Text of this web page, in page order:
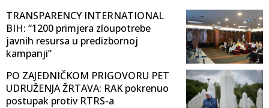
TRANSPARENCY INTERNATIONAL
BIH: “1200 primjera zloupotrebe
javnih resursa u predizbornoj
kampanji”
PO ZAJEDNIČKOM PRIGOVORU PET
UDRUŽENJA ŽRTAVA: RAK pokrenuo
postupak protiv RTRS-a